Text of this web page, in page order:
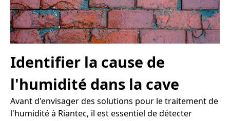
Identifier la cause de
l'humidité dans la cave
Avant d'envisager des solutions pour le traitement de
l'humidité à Riantec, il est essentiel de détecter